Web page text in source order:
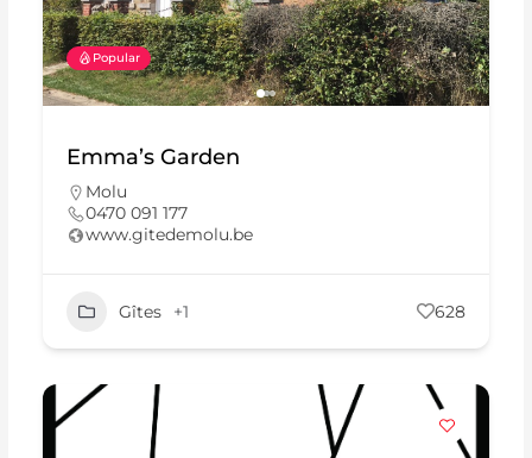
Popular
Emma’s Garden
Molu
0470 091 177
www.gitedemolu.be
Gîtes +1 628